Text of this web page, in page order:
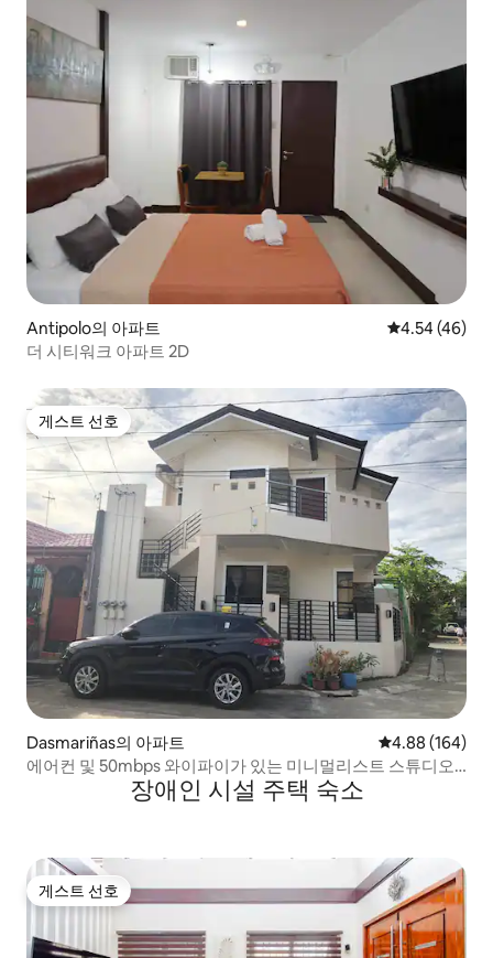
Antipolo의 아파트 평점 4.54점(5
4.54 (46)
더 시티워크 아파트 2D
게스트 선호
게스트 선호
Dasmariñas의 아파트 평점 4.88점(5
4.88 (164)
에어컨 및 50mbps 와이파이가 있는 미니멀리스트 스튜디오
장애인 시설 주택 숙소
게스트 선호
게스트 선호